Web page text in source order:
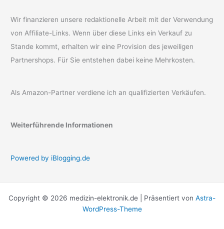
Wir finanzieren unsere redaktionelle Arbeit mit der Verwendung
von Affiliate-Links. Wenn über diese Links ein Verkauf zu
Stande kommt, erhalten wir eine Provision des jeweiligen
Partnershops. Für Sie entstehen dabei keine Mehrkosten.
Als Amazon-Partner verdiene ich an qualifizierten Verkäufen.
Weiterführende Informationen
Powered by iBlogging.de
Copyright © 2026 medizin-elektronik.de | Präsentiert von Astra-
WordPress-Theme